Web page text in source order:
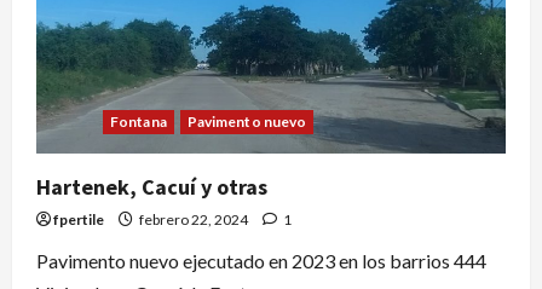
Fontana Pavimento nuevo
Hartenek, Cacuí y otras
fpertile febrero 22, 2024 1
Pavimento nuevo ejecutado en 2023 en los barrios 444